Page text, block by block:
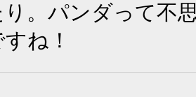
。パンダって不
ね！